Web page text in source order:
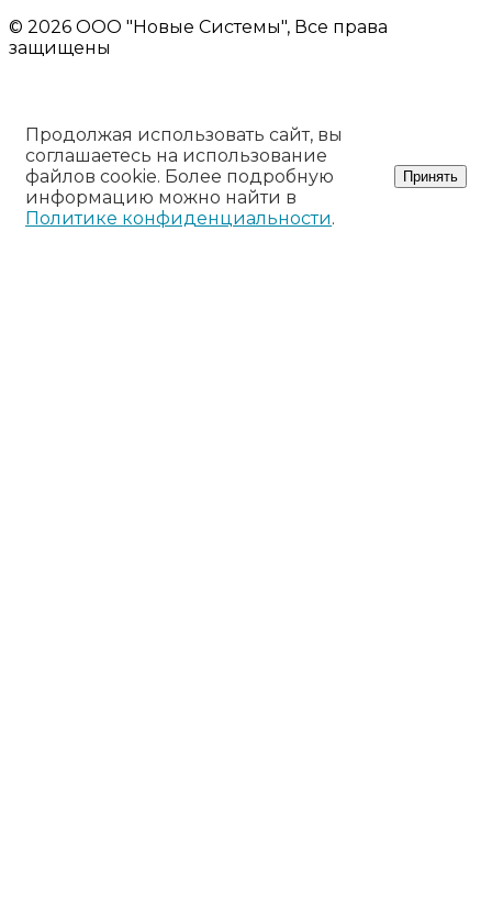
© 2026 ООО "Новые Системы", Все права
защищены
Продолжая использовать сайт, вы
соглашаетесь на использование
файлов cookie. Более подробную
информацию можно найти в
Политике конфиденциальности.
Принять